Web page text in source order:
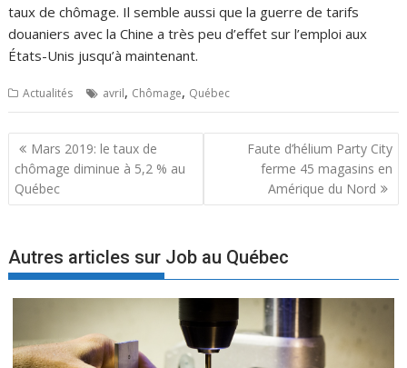
taux de chômage. Il semble aussi que la guerre de tarifs
douaniers avec la Chine a très peu d’effet sur l’emploi aux
États-Unis jusqu’à maintenant.
Actualités avril, Chômage, Québec
Navigation
de
l’article
Mars 2019: le taux de
chômage diminue à 5,2 % au
Québec
Faute d’hélium Party City
ferme 45 magasins en
Amérique du Nord
Autres articles sur Job au Québec